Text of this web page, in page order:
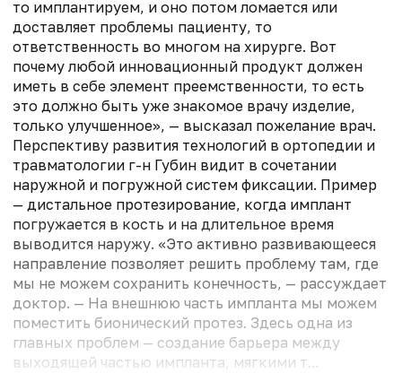
то имплантируем, и оно потом ломается или
доставляет проблемы пациенту, то
ответственность во многом на хирурге. Вот
почему любой инновационный продукт должен
иметь в себе элемент преемственности, то есть
это должно быть уже знакомое врачу изделие,
только улучшенное», — высказал пожелание врач.
Перспективу развития технологий в ортопедии и
травматологии г-н Губин видит в сочетании
наружной и погружной систем фиксации. Пример
— дистальное протезирование, когда имплант
погружается в кость и на длительное время
выводится наружу. «Это активно развивающееся
направление позволяет решить проблему там, где
мы не можем сохранить конечность, — рассуждает
доктор. — На внешнюю часть импланта мы можем
поместить бионический протез. Здесь одна из
главных проблем — создание барьера между
выходящей частью импланта, мягкими т...